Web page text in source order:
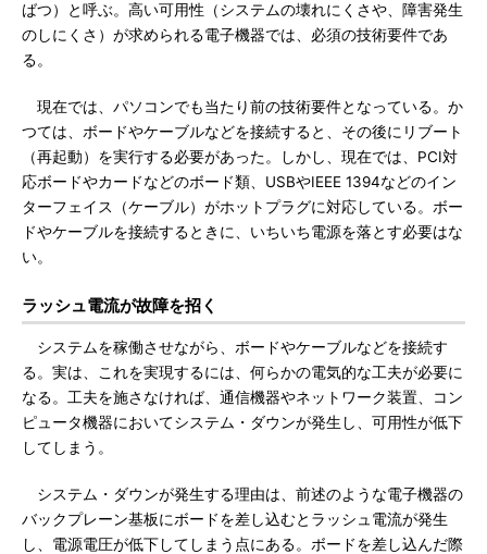
ばつ）と呼ぶ。高い可用性（システムの壊れにくさや、障害発生
のしにくさ）が求められる電子機器では、必須の技術要件であ
る。
現在では、パソコンでも当たり前の技術要件となっている。か
つては、ボードやケーブルなどを接続すると、その後にリブート
（再起動）を実行する必要があった。しかし、現在では、PCI対
応ボードやカードなどのボード類、USBやIEEE 1394などのイン
ターフェイス（ケーブル）がホットプラグに対応している。ボー
ドやケーブルを接続するときに、いちいち電源を落とす必要はな
い。
ラッシュ電流が故障を招く
システムを稼働させながら、ボードやケーブルなどを接続す
る。実は、これを実現するには、何らかの電気的な工夫が必要に
なる。工夫を施さなければ、通信機器やネットワーク装置、コン
ピュータ機器においてシステム・ダウンが発生し、可用性が低下
してしまう。
システム・ダウンが発生する理由は、前述のような電子機器の
バックプレーン基板にボードを差し込むとラッシュ電流が発生
し、電源電圧が低下してしまう点にある。ボードを差し込んだ際